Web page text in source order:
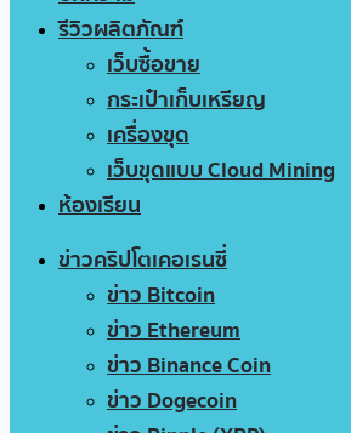
รีวิวผลิตภัณฑ์
เว็บซื้อขาย
กระเป๋าเก็บเหรียญ
เครื่องขุด
เว็บขุดแบบ Cloud Mining
ห้องเรียน
ข่าวคริปโตเคอเรนซี่
ข่าว Bitcoin
ข่าว Ethereum
ข่าว Binance Coin
ข่าว Dogecoin